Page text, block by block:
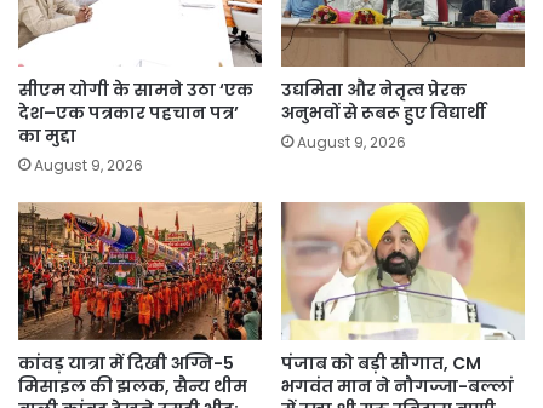
सीएम योगी के सामने उठा ‘एक
देश–एक पत्रकार पहचान पत्र’
का मुद्दा
August 9, 2026
उद्यमिता और नेतृत्व प्रेरक
अनुभवों से रूबरू हुए विद्यार्थी
August 9, 2026
कांवड़ यात्रा में दिखी अग्नि-5
मिसाइल की झलक, सैन्य थीम
पंजाब को बड़ी सौगात, CM
भगवंत मान ने नौगज्जा-बल्लां